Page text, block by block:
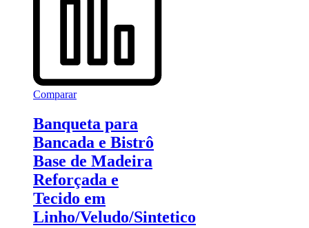
Comparar
Banqueta para
Bancada e Bistrô
Base de Madeira
Reforçada e
Tecido em
Linho/Veludo/Sintetico